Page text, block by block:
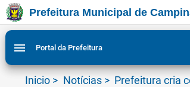
Ir para conteudo 1
Ir para menu do site da Prefeitura de
Ligar/Desligar contraste visual de tela
Prefeitura Municipal de
menu Portal da Prefeitura
Inicio > Notícias> Prefeitura cria